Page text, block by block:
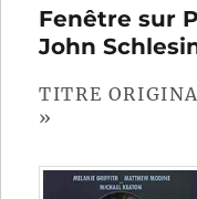
l’article
Fenêtre sur
John
TITRE
»